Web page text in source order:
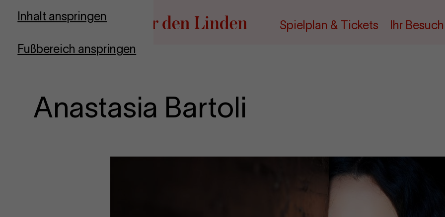
Inhalt anspringen
Fußbereich anspringen
Zur Startseite
Spielplan & Tickets Ihr Besuch
Anastasia Bartoli